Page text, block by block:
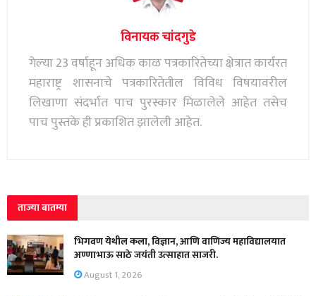
विनायक चांदगुडे
गेल्या 23 वर्षाहून अधिक काळ पत्रकारितेच्या क्षेत्रात कार्यरत
महाराष्ट्र शासनाचे पत्रकारितेतील विविध विषयावरील
लिखाणा संदर्भात पाच पुरस्कार मिळालेले आहेत तसेच
पाच पुस्तके ही प्रकाशित झालेली आहेत.
ताज्या बातम्या
भिगवण येथील कला, विज्ञान, आणि वाणिज्य महाविद्यालयात
अण्णाभाऊ साठे जयंती उत्साहात साजरी.
August 1, 2026